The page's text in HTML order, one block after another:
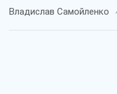
Владислав Самойленко